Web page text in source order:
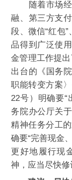
随着市场经
融、第三方支
段、微信“红包
品得到广泛使
金管理工作提
出台的《国务
职能转变方案
22号）明确要“
务院办公厅关
精神任务分工
确要“完善现金
更好地履行现
神，应当尽快修